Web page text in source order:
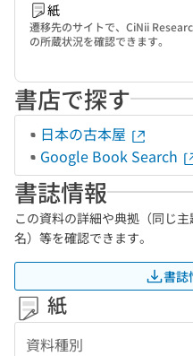
紙
遷移先のサイトで、CiNii
の所蔵状況を確認できます。
書店で探す
日本の古本屋
Google Book Search
書誌情報
この資料の詳細や典拠（同じ
名）等を確認できます。
書誌
紙
資料種別